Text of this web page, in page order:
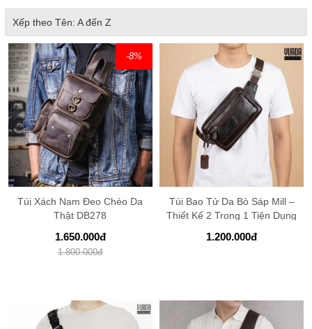
Xếp theo Tên: A đến Z
-8%
Túi Xách Nam Đeo Chéo Da
Thật DB278
1.650.000đ
1.800.000đ
Túi Bao Tử Da Bò Sáp Mill –
Thiết Kế 2 Trong 1 Tiện Dụng
1.200.000đ